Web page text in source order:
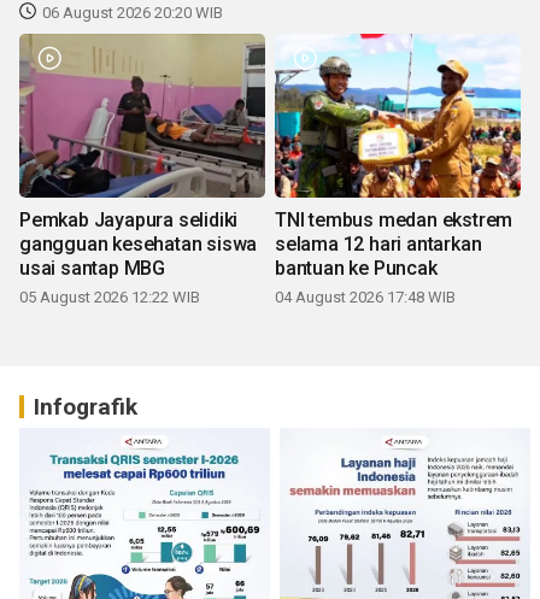
06 August 2026 20:20 WIB
Pemkab Jayapura selidiki
gangguan kesehatan siswa
usai santap MBG
05 August 2026 12:22 WIB
TNI tembus medan ekstrem
selama 12 hari antarkan
bantuan ke Puncak
04 August 2026 17:48 WIB
Infografik